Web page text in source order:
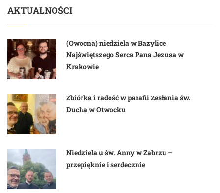
AKTUALNOŚCI
(Owocna) niedziela w Bazylice
Najświętszego Serca Pana Jezusa w
Krakowie
Zbiórka i radość w parafii Zesłania św.
Ducha w Otwocku
Niedziela u św. Anny w Zabrzu –
przepięknie i serdecznie